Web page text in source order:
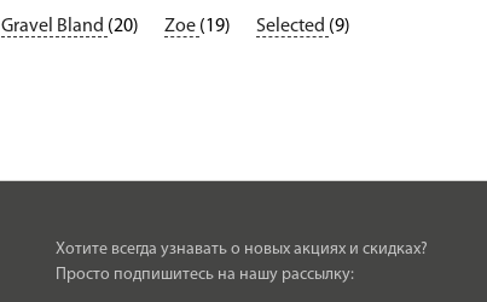
Gravel Bland (20) Zoe (19) Selected (9)
Хотите всегда узнавать о новых акциях и скидках?
Просто подпишитесь на нашу рассылку: